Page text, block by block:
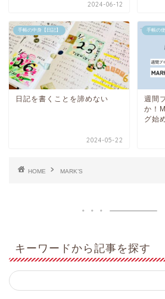
2024-06-12
手帳の中身【日記】
日記を書くことを諦めない
2024-05-22
手帳の
週間
か！
グ始
HOME MARK’S
キーワードから記事を探す